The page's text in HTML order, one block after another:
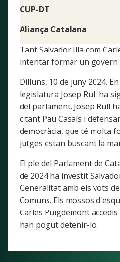
CUP-DT
Aliança Catalana
Tant Salvador Illa com
intentar formar un govern
Dilluns, 10 de juny 2024.
legislatura Josep Rull ha
del parlament. Josep Rull
citant Pau Casals i
democràcia, que té molta
jutges estan buscant la
El ple del Parlament de
de 2024 ha investit
Generalitat amb els vots de
Comuns. Els mossos
Carles Puigdemont
han pogut detenir-lo.